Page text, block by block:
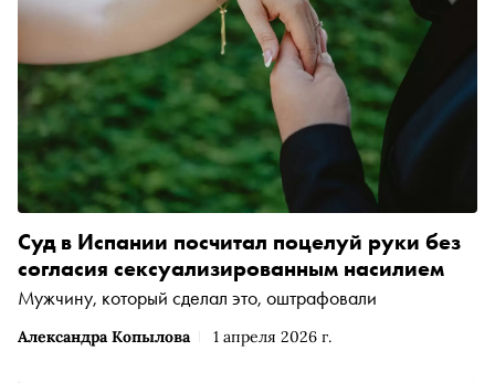
Александра Копылова 1 апреля 2026 г.
Суд в Испании посчитал поцелуй руки без
согласия сексуализированным насилием
Мужчину, который сделал это, оштрафовали